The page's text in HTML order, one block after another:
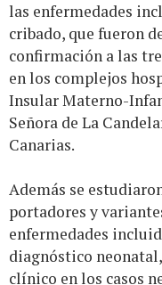
las enfermedades
cribado, que fueron
confirmación a las
en los complejos
Insular Materno-
Señora de La
Canarias.
Además se
portadores y
enfermedades
diagnóstico
clínico en los casos